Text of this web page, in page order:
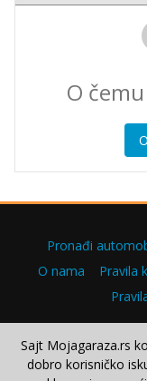
Pronađi
O nama
Pravila
Sajt Mojagaraza.rs
dobro korisničko